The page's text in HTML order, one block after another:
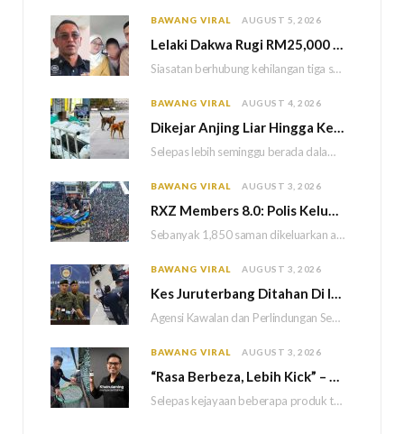
BAWANG VIRAL AUGUST 5, 2026
Lelaki Dakwa Rugi RM25,000 Akibat Hutang Kutu, Polis Siasat Kaitan Dengan Kehilangan Tiga Beranak
Siasatan berhubung kehilangan tiga sekeluarga di Bukit Kayu Hitam kini memasuki perkembangan baharu apabila polis…
BAWANG VIRAL AUGUST 4, 2026
Dikejar Anjing Liar Hingga Kemalangan, Mekanik Berdepan Risiko Kecederaan Otak Kekal
Selepas lebih seminggu berada dalam keadaan koma akibat kemalangan dipercayai berpunca daripada kejadian dikejar sekumpulan…
BAWANG VIRAL AUGUST 3, 2026
RXZ Members 8.0: Polis Keluar 1,850 Saman, Sita 222 Motosikal & 5 Maut
Sebanyak 1,850 saman dikeluarkan atas pelbagai kesalahan lalu lintas manakala 222 motosikal disita sepanjang penganjuran…
BAWANG VIRAL AUGUST 3, 2026
Kes Juruterbang Ditahan Di Indonesia: AKPS Dedah Bagasi Lepasi Saringan KLIA Tanpa Imej Mencurigakan
Agensi Kawalan dan Perlindungan Sempadan Malaysia (AKPS) menjelaskan bahawa semua prosedur pemeriksaan keselamatan di Lapangan…
BAWANG VIRAL AUGUST 3, 2026
“Rasa Berbeza, Lebih Kick” – Khairul Aming Sanggup Turun Ke Laut Demi Hasilkan Sambal Nyet Bilis Baharu
Selepas kejayaan beberapa produk terdahulu, usahawan dan pempengaruh, Khairul Aming kini tampil dengan produk terbaharunya…